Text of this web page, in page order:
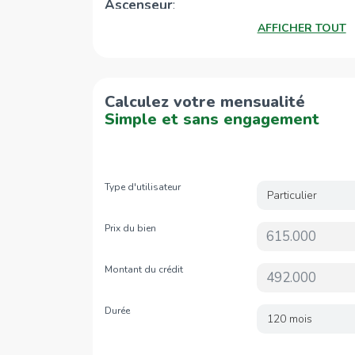
au sous-sol.
Ascenseur:
AFFICHER TOUT
Calculez votre mensualité
Simple et sans engagement
Type d'utilisateur
Particulier
Prix du bien
Montant du crédit
Durée
120 mois